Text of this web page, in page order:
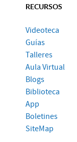
RECURSOS
Videoteca
Guías
Talleres
Aula Virtual
Blogs
Biblioteca
App
Boletines
SiteMap